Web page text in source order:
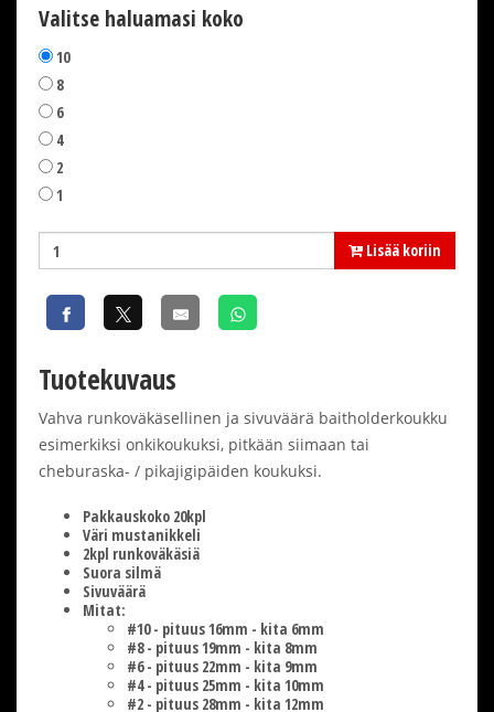
Valitse haluamasi koko
10
8
6
4
2
1
Lisää koriin
Tuotekuvaus
Vahva runkoväkäsellinen ja sivuväärä baitholderkoukku
esimerkiksi onkikoukuksi, pitkään siimaan tai
cheburaska- / pikajigipäiden koukuksi.
Pakkauskoko 20kpl
Väri mustanikkeli
2kpl runkoväkäsiä
Suora silmä
Sivuväärä
Mitat:
#10 - pituus 16mm - kita 6mm
#8 - pituus 19mm - kita 8mm
#6 - pituus 22mm - kita 9mm
#4 - pituus 25mm - kita 10mm
#2 - pituus 28mm - kita 12mm